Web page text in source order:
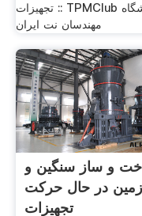
تجهیزات :: TPMClub باشگاه
مهندسان نت ایران
و ساز سنگین و
زمین در حال حرکت
تجهیزات